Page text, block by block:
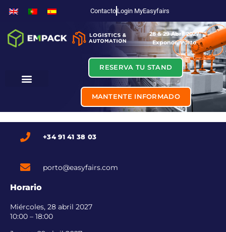
Contacto Login MyEasyfairs
28 & 29 Abril 2027
Exponor, Porto
RESERVA TU STAND
MANTENTE INFORMADO
+34 91 41 38 03
porto@easyfairs.com
Horario
Miércoles, 28 abril 2027
10:00 – 18:00